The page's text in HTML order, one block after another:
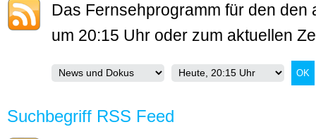
Das Fernsehprogramm für den den
um 20:15 Uhr oder zum aktuellen
Suchbegriff RSS Feed